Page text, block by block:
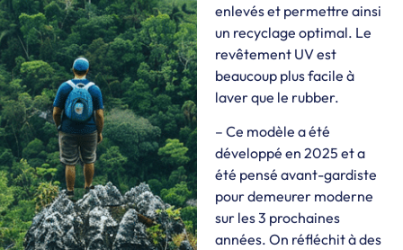
enlevés et permettre ainsi
un recyclage optimal. Le
revêtement UV est
beaucoup plus facile à
laver que le rubber.
– Ce modèle a été
développé en 2025 et a
été pensé avant-gardiste
pour demeurer moderne
sur les 3 prochaines
années. On réfléchit à des